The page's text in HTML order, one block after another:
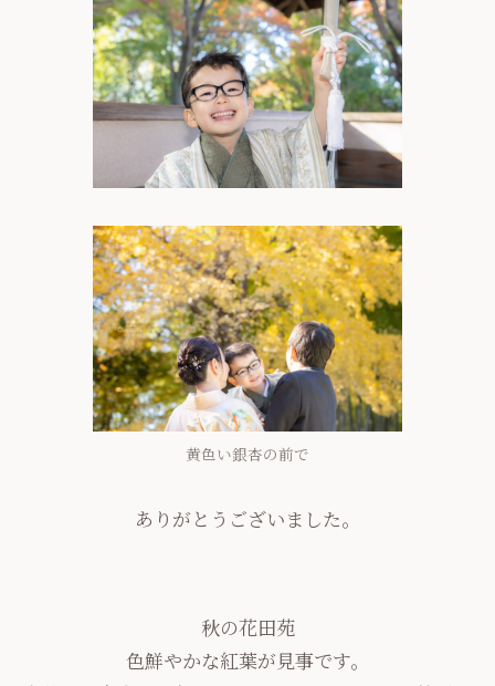
黄色い銀杏の前で
ありがとうございました。
秋の花田苑
色鮮やかな紅葉が見事です。